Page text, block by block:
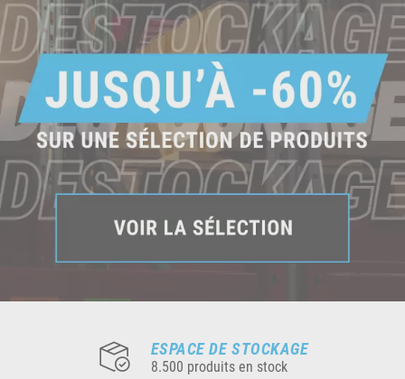
ESPACE DE STOCKAGE
8.500 produits en stock